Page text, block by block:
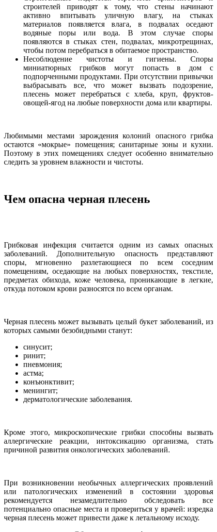
строителей приводят к тому, что стены начинают
активно впитывать уличную влагу, на стыках
материалов появляется влага, в подвалах оседают
водяные поры или вода. В этом случае споры
появляются в стыках стен, подвалах, микротрещинах,
чтобы потом перебраться в обитаемое пространство.
Несоблюдение чистоты и гигиены. Споры
миниатюрных грибков могут попасть в дом с
подпорченными продуктами. При отсутствии привычки
выбрасывать все, что может вызвать подозрение,
плесень может перебраться с хлеба, круп, фруктов-
овощей-ягод на любые поверхности дома или квартиры.
Любимыми местами зарождения колоний опасного грибка
остаются «мокрые» помещения; санитарные зоны и кухни.
Поэтому в этих помещениях следует особенно внимательно
следить за уровнем влажности и чистоты.
Чем опасна черная плесень
Грибковая инфекция считается одним из самых опасных
заболеваний. Дополнительную опасность представляют
споры, мгновенно разлетающиеся по всем соседним
помещениям, оседающие на любых поверхностях, текстиле,
предметах обихода, коже человека, проникающие в легкие,
откуда потоком крови разносятся по всем органам.
Черная плесень может вызывать целый букет заболеваний, из
которых самыми безобидными станут:
синусит;
ринит;
пневмония;
астма;
конъюнктивит;
менингит;
дерматологические заболевания.
Кроме этого, микроскопические грибки способны вызвать
аллергические реакции, интоксикацию организма, стать
причиной развития онкологических заболеваний.
При возникновении необычных аллергических проявлений
или патологических изменений в состоянии здоровья
рекомендуется незамедлительно обследовать все
потенциально опасные места и провериться у врачей: изредка
черная плесень может привести даже к летальному исходу.